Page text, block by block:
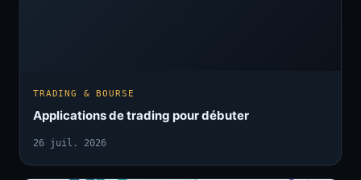
TRADING & BOURSE
Applications de trading pour débuter
26 juil. 2026